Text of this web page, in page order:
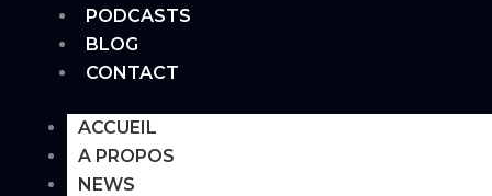
PODCASTS
BLOG
CONTACT
ACCUEIL
A PROPOS
NEWS